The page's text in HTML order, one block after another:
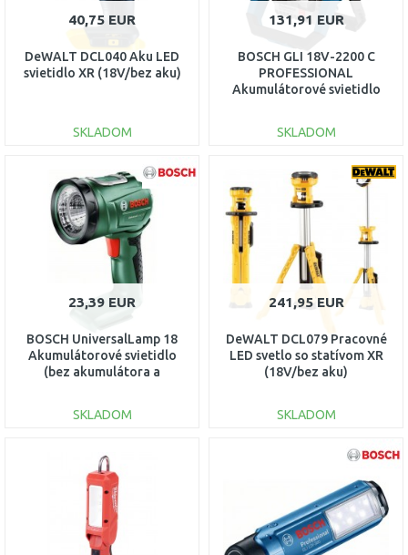
40,75 EUR
DeWALT DCL040 Aku LED
svietidlo XR (18V/bez aku)
SKLADOM
DO KOŠÍKA
Porovnať
131,91 EUR
BOSCH GLI 18V-2200 C
PROFESSIONAL
Akumulátorové svietidlo
SKLADOM
DO KOŠÍKA
Porovnať
23,39 EUR
BOSCH UniversalLamp 18
Akumulátorové svietidlo
(bez akumulátora a
SKLADOM
DO KOŠÍKA
Porovnať
241,95 EUR
DeWALT DCL079 Pracovné
LED svetlo so statívom XR
(18V/bez aku)
SKLADOM
DO KOŠÍKA
Porovnať